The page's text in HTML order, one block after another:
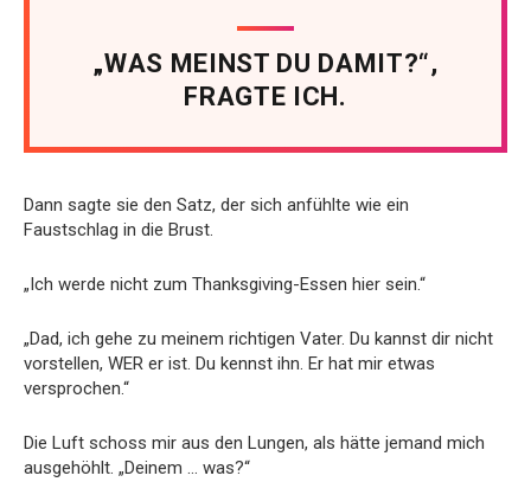
„WAS MEINST DU DAMIT?“,
FRAGTE ICH.
Dann sagte sie den Satz, der sich anfühlte wie ein
Faustschlag in die Brust.
„Ich werde nicht zum Thanksgiving-Essen hier sein.“
„Dad, ich gehe zu meinem richtigen Vater. Du kannst dir nicht
vorstellen, WER er ist. Du kennst ihn. Er hat mir etwas
versprochen.“
Die Luft schoss mir aus den Lungen, als hätte jemand mich
ausgehöhlt. „Deinem … was?“